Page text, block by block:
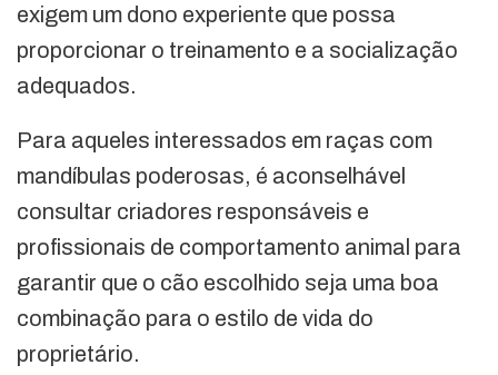
exigem um dono experiente que possa
proporcionar o treinamento e a socialização
adequados.
Para aqueles interessados em raças com
mandíbulas poderosas, é aconselhável
consultar criadores responsáveis e
profissionais de comportamento animal para
garantir que o cão escolhido seja uma boa
combinação para o estilo de vida do
proprietário.